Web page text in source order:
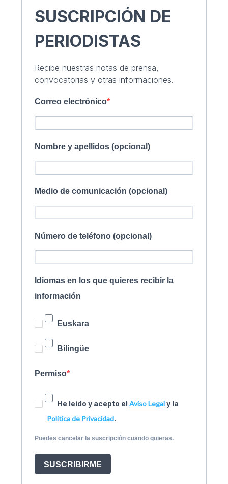
SUSCRIPCIÓN DE
PERIODISTAS
Recibe nuestras notas de prensa,
convocatorias y otras informaciones.
Correo electrónico
Nombre y apellidos (opcional)
Medio de comunicación (opcional)
Número de teléfono (opcional)
Idiomas en los que quieres recibir la
información
Euskara
Bilingüe
Permiso
He leído y acepto el Aviso Legaly la
Política de Privacidad.
Puedes cancelar la suscripción cuando quieras.
SUSCRIBIRME